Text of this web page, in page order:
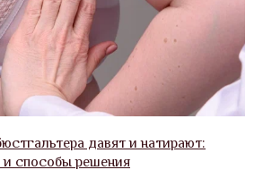
давят и натирают:
способы решения